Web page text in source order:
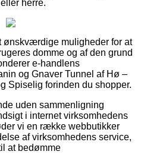
herre.
ønskværdige muligheder for at
domme og af den grund
e-handlens
og Gnaver Tunnel af Hø –
Spiselig forinden du shopper.
uden sammenligning
i internet virksomhedens
vi en række webbutikker
af virksomhedens service,
at bedømme